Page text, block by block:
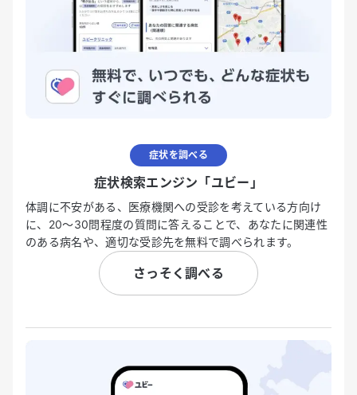
症状を調べる
症状検索エンジン「ユビー」
体調に不安がある、医療機関への受診を考えている方向け
に、20〜30問程度の質問に答えることで、あなたに関連性
のある病名や、適切な受診先を無料で調べられます。
さっそく調べる